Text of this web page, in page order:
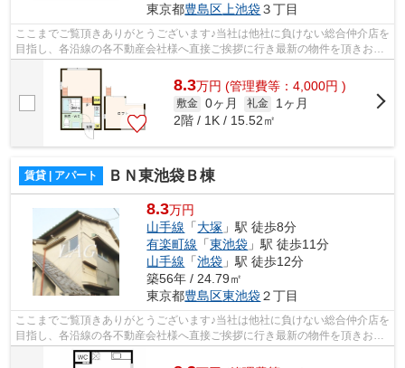
東京都豊島区 上池袋３丁目
ここまでご覧頂きありがとうございます♪当社は他社に負けない総合仲介店を
目指し、各沿線の各不動産会社様へ直接ご挨拶に行き最新の物件を頂きお客
様へ提供しております！最新の情報は...
8.3万円 (管理費等：4,000円 )
敷金 0ヶ月 礼金
1ヶ月
2階 / 1K / 15.52㎡
賃貸 | アパート ＢＮ東池袋Ｂ棟
8.3万円
山手線 「大塚 」駅 徒歩8分
有楽町線 「東池袋 」駅 徒歩11分
山手線 「池袋 」駅 徒歩12分
築56年 / 24.79㎡
東京都豊島区東池袋２丁目
ここまでご覧頂きありがとうございます♪当社は他社に負けない総合仲介店を
目指し、各沿線の各不動産会社様へ直接ご挨拶に行き最新の物件を頂きお客
様へ提供しております！最新の情報は...